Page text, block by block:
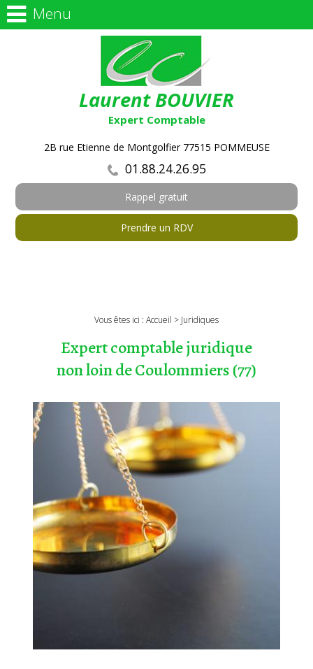
Menu
Laurent BOUVIER
Expert Comptable
2B rue Etienne de Montgolfier 77515 POMMEUSE
01.88.24.26.95
Rappel gratuit
Prendre un RDV
Vous êtes ici : Accueil > Juridiques
Expert comptable juridique
non loin de Coulommiers (77)